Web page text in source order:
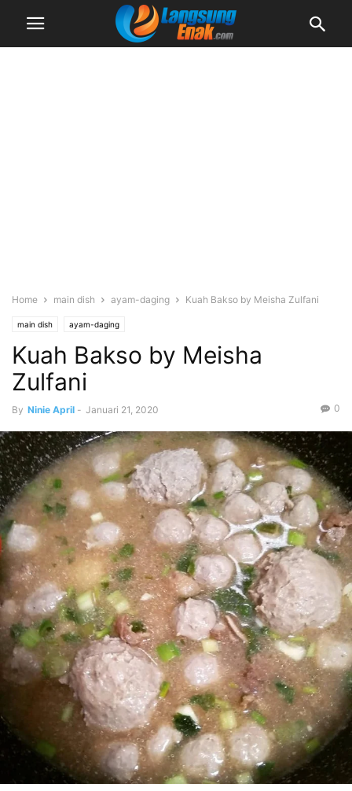
Home main dish ayam-daging Kuah Bakso by Meisha Zulfani
main dish ayam-daging
Kuah Bakso by Meisha
Zulfani
By Ninie April - Januari 21, 2020 0